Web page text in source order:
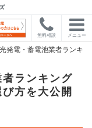
無料相談 メニュー
発電・蓄電池業者ランキ
ランキング
方を大公開